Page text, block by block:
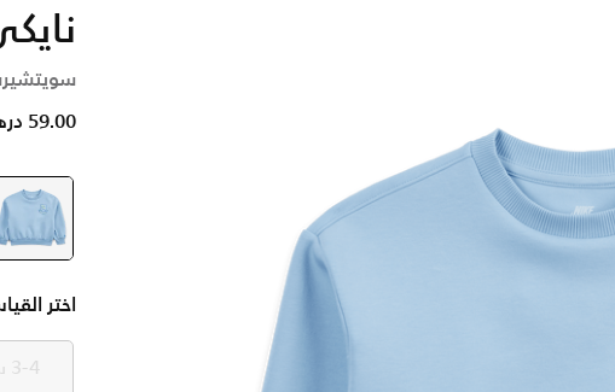
59.00 درهم
أزرق
اختر
3-4 سنوات